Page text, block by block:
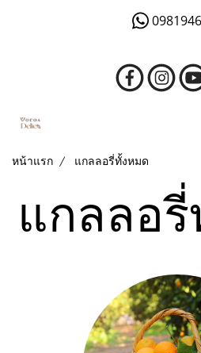
หน้าแรก แกลลอรี่ทั้งหมด
แกลลอ